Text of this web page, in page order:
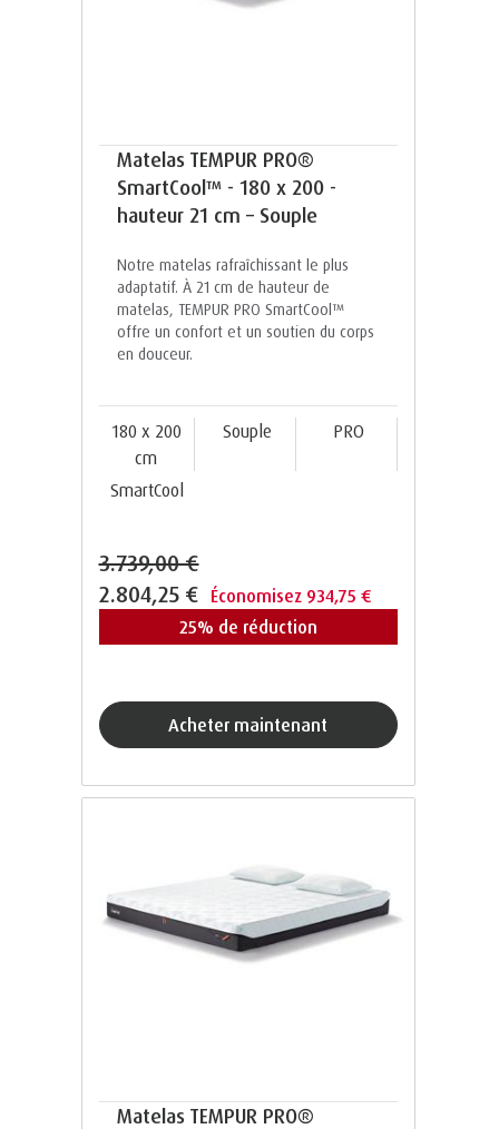
Matelas TEMPUR PRO®
SmartCool™ - 180 x 200 -
hauteur 21 cm – Souple
Notre matelas rafraîchissant le plus
adaptatif. À 21 cm de hauteur de
matelas, TEMPUR PRO SmartCool™️
offre un confort et un soutien du corps
en douceur.
180 x 200
cm
Souple PRO
SmartCool
3.739,00 €
2.804,25 € Économisez 934,75 €
25% de réduction
acheter maintenant
Matelas TEMPUR PRO®